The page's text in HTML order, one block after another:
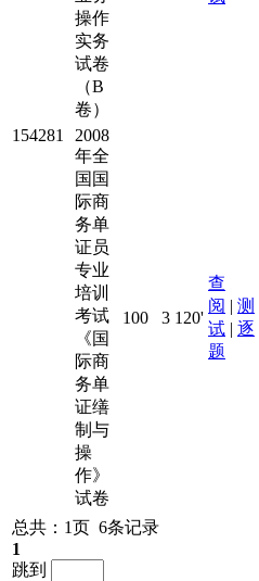
操作
实务
试卷
（B
卷）
154281
2008
年全
国国
际商
务单
证员
专业
培训
考试
《国
际商
务单
证缮
制与
操
作》
试卷
100 3 120'
查
阅 | 测
试 | 逐
题
总共：1页 6条记录
1
跳到